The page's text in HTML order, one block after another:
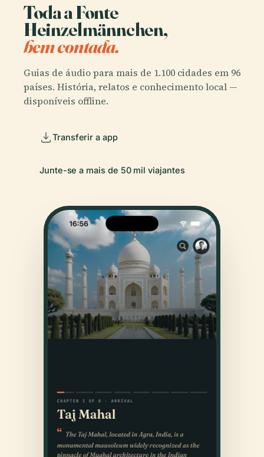
Toda a Fonte
Heinzelmännchen,
bem contada.
Guias de áudio para mais de 1.100 cidades em 96
países. História, relatos e conhecimento local —
disponíveis offline.
Transferir a app
Junte-se a mais de 50 mil viajantes